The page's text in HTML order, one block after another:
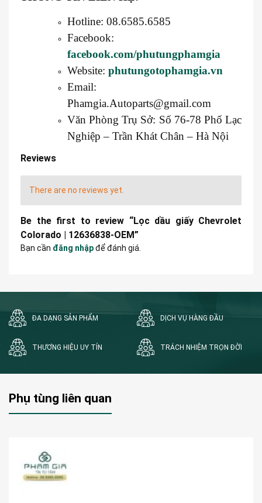
Hotline: 08.6585.6585
Facebook:
facebook.com/phutungphamgia
Website: phutungotophamgia.vn
Email:
Phamgia.Autoparts@gmail.com
Văn Phòng Trụ Sở: Số 76-78 Phố Lạc
Nghiệp – Trần Khát Chân – Hà Nội
Reviews
There are no reviews yet.
Be the first to review “Lọc dầu giấy Chevrolet
Colorado | 12636838-OEM”
Bạn cần đăng nhậpđể đánh giá.
ĐA DẠNG SẢN PHẨM DỊCH VỤ HÀNG ĐẦU
THƯƠNG HIỆU UY TÍN TRÁCH NHIỆM TRỌN ĐỜI
Phụ tùng liên quan